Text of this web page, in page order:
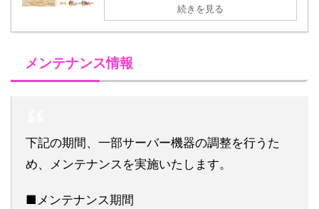
続きを見る
メンテナンス情報
下記の期間、一部サーバー機器の調整を行うた
め、メンテナンスを実施いたします。
■メンテナンス期間